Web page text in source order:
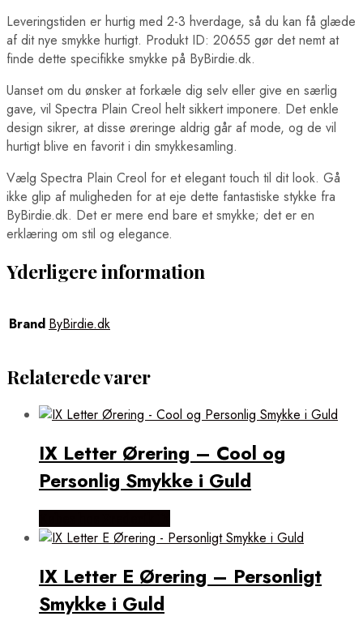
Leveringstiden er hurtig med 2-3 hverdage, så du kan få glæde
af dit nye smykke hurtigt. Produkt ID: 20655 gør det nemt at
finde dette specifikke smykke på ByBirdie.dk.
Uanset om du ønsker at forkæle dig selv eller give en særlig
gave, vil Spectra Plain Creol helt sikkert imponere. Det enkle
design sikrer, at disse øreringe aldrig går af mode, og de vil
hurtigt blive en favorit i din smykkesamling.
Vælg Spectra Plain Creol for et elegant touch til dit look. Gå
ikke glip af muligheden for at eje dette fantastiske stykke fra
ByBirdie.dk. Det er mere end bare et smykke; det er en
erklæring om stil og elegance.
Yderligere information
Brand ByBirdie.dk
Relaterede varer
IX Letter Ørering – Cool og
Personlig Smykke i Guld
IX Letter E Ørering – Personligt
Smykke i Guld